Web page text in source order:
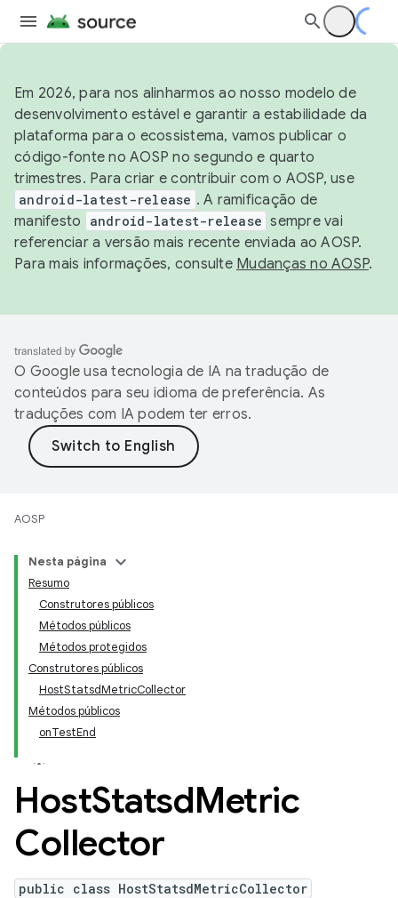
Em 2026, para nos alinharmos ao nosso modelo de
desenvolvimento estável e garantir a estabilidade da
plataforma para o ecossistema, vamos publicar o
código-fonte no AOSP no segundo e quarto
trimestres. Para criar e contribuir com o AOSP, use
android-latest-release . A ramificação de
manifesto
android-latest-release sempre vai
referenciar a versão mais recente enviada ao AOSP.
Para mais informações, consulte Mudanças no AOSP.
O Google usa tecnologia de IA na tradução de
conteúdos para seu idioma de preferência. As
traduções com IA podem ter erros.
AOSP
Nesta página
Resumo
Construtores públicos
Métodos públicos
Métodos protegidos
Construtores públicos
HostStatsdMetricCollector
Métodos públicos
onTestEnd
HostStatsdMetric
Collector
public class HostStatsdMetricCollector